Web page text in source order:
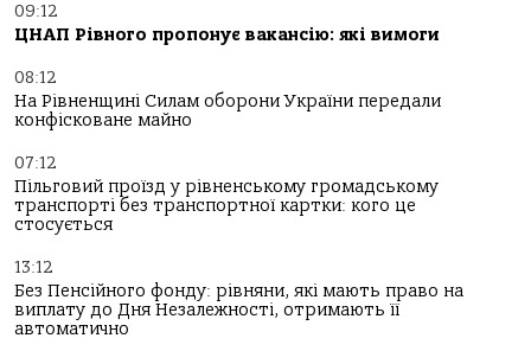
09:12
ЦНАП Рівного пропонує вакансію: які вимоги
08:12
На Рівненщині Силам оборони України передали
конфісковане майно
07:12
Пільговий проїзд у рівненському громадському
транспорті без транспортної картки: кого це
стосується
13:12
Без Пенсійного фонду: рівняни, які мають право на
виплату до Дня Незалежності, отримають її
автоматично